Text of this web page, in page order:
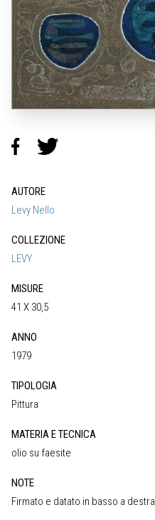
AUTORE
Levy Nello
COLLEZIONE
LEVY
MISURE
41 X 30,5
ANNO
1979
TIPOLOGIA
Pittura
MATERIA E TECNICA
olio su faesite
NOTE
Firmato e datato in basso a destra